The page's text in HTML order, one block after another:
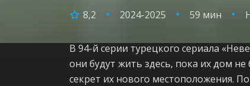
8,2 2024-2025 59 мин
В 94-й серии турецкого сериала
они будут жить здесь, пока их дом
секрет их нового местоположения.